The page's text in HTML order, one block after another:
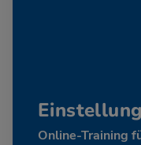
Online-Training